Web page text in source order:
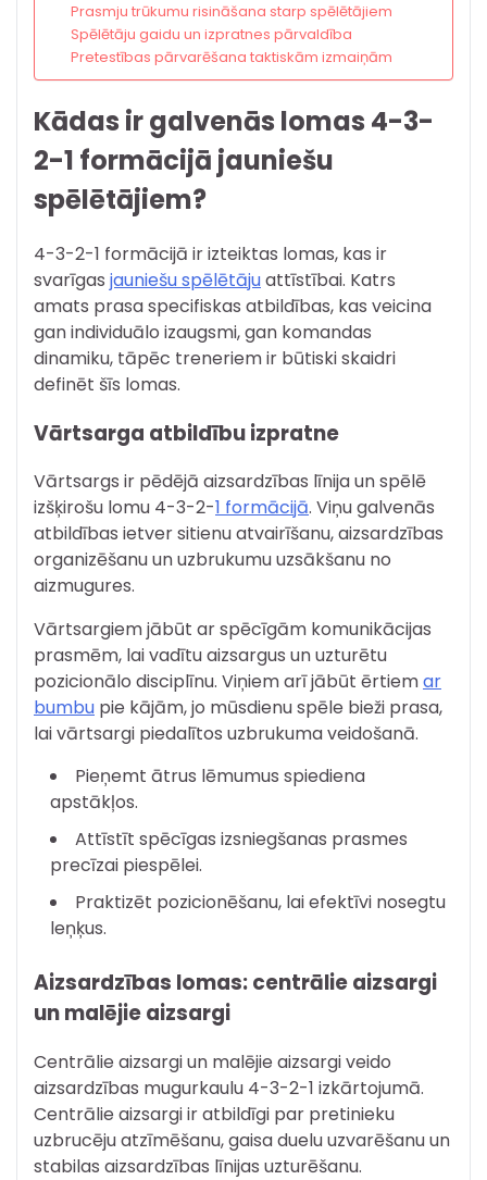
Prasmju trūkumu risināšana starp spēlētājiem
Spēlētāju gaidu un izpratnes pārvaldība
Pretestības pārvarēšana taktiskām izmaiņām
Kādas ir galvenās lomas 4-3-
2-1 formācijā jauniešu
spēlētājiem?
4-3-2-1 formācijā ir izteiktas lomas, kas ir
svarīgas jauniešu spēlētājuattīstībai. Katrs
amats prasa specifiskas atbildības, kas veicina
gan individuālo izaugsmi, gan komandas
dinamiku, tāpēc treneriem ir būtiski skaidri
definēt šīs lomas.
Vārtsarga atbildību izpratne
Vārtsargs ir pēdējā aizsardzības līnija un spēlē
izšķirošu lomu 4-3-2-1 formācijā. Viņu galvenās
atbildības ietver sitienu atvairīšanu, aizsardzības
organizēšanu un uzbrukumu uzsākšanu no
aizmugures.
Vārtsargiem jābūt ar spēcīgām komunikācijas
prasmēm, lai vadītu aizsargus un uzturētu
pozicionālo disciplīnu. Viņiem arī jābūt ērtiemar
bumbu pie kājām, jo mūsdienu spēle bieži prasa,
lai vārtsargi piedalītos uzbrukuma veidošanā.
Pieņemt ātrus lēmumus spiediena
apstākļos.
Attīstīt spēcīgas izsniegšanas prasmes
precīzai piespēlei.
Praktizēt pozicionēšanu, lai efektīvi nosegtu
leņķus.
Aizsardzības lomas: centrālie aizsargi
un malējie aizsargi
Centrālie aizsargi un malējie aizsargi veido
aizsardzības mugurkaulu 4-3-2-1 izkārtojumā.
Centrālie aizsargi ir atbildīgi par pretinieku
uzbrucēju atzīmēšanu, gaisa duelu uzvarēšanu un
stabilas aizsardzības līnijas uzturēšanu.